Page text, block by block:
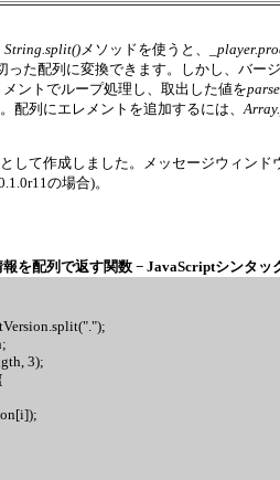
String.split()メソッドを使うと、
った配列に変換できます。しかし、バー
メントでループ処理し、取出した値を
配列にエレメントを追加するには、
して作成しました。メッセージウィンド
の場合)。
を配列で返す関数 − JavaScriptシンタッ
3);